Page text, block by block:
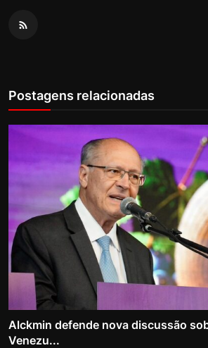
Postagens relacionadas
Alckmin defende nova discussão
Venezu...